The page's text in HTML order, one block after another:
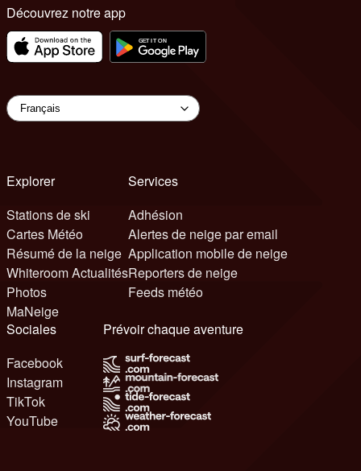
Découvrez notre app
Explorer
Stations de ski
Cartes Météo
Résumé de la neige
Whiteroom Actualités
Photos
MaNeige
Services
Adhésion
Alertes de neige par email
Application mobile de neige
Reporters de neige
Feeds météo
Sociales
Facebook
Instagram
TikTok
YouTube
Prévoir chaque aventure